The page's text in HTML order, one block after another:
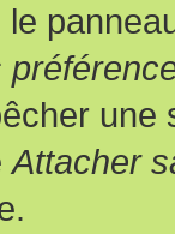
une
Attacher